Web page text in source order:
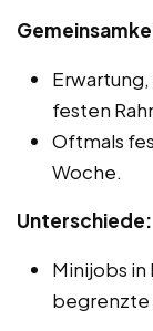
festen
Oftmals
Woche.
Unterschiede:
Minijobs in
begrenzte